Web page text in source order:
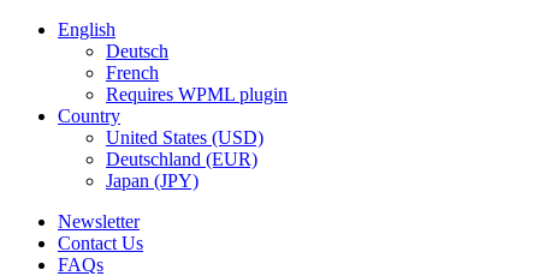
English
Deutsch
French
Requires WPML plugin
Country
United States (USD)
Deutschland (EUR)
Japan (JPY)
Newsletter
Contact Us
FAQs